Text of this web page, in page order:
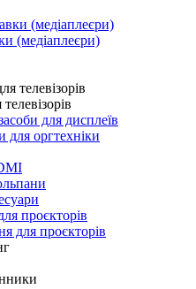
(медіаплеєри)
для дисплеїв
для оргтехніки
проєкторів
для проєкторів